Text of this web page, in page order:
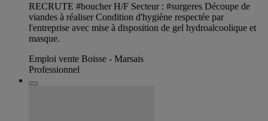
RECRUTE #boucher H/F Secteur : #surgeres Découpe de
viandes à réaliser Condition d'hygiène respectée par
l'entreprise avec mise à disposition de gel hydroalcoolique et
masque.
Emploi vente Boisse - Marsais
Professionnel